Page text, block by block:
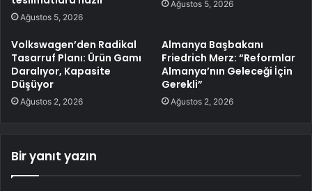
Ağustos 5, 2026
Ağustos 5, 2026
Volkswagen’den Radikal
Tasarruf Planı: Ürün Gamı
Daralıyor, Kapasite
Düşüyor
Ağustos 2, 2026
Almanya Başbakanı
Friedrich Merz: “Reformlar
Almanya’nın Geleceği İçin
Gerekli”
Ağustos 2, 2026
Bir yanıt yazın